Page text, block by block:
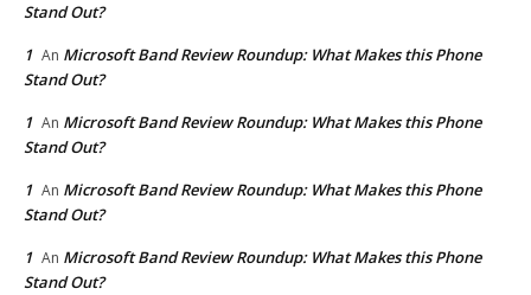
Stand Out?
1 An Microsoft Band Review Roundup: What Makes this Phone
Stand Out?
1 An Microsoft Band Review Roundup: What Makes this Phone
Stand Out?
1 An Microsoft Band Review Roundup: What Makes this Phone
Stand Out?
1 An Microsoft Band Review Roundup: What Makes this Phone
Stand Out?